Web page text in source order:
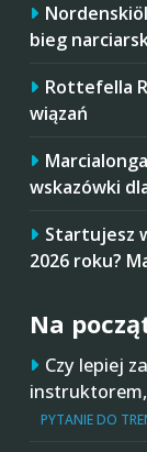
bieg
Rottefella
wiązań
wskazówki
Startujesz
2026 roku?
Na
Czy lepiej
instruktorem,
PYTANIE DO